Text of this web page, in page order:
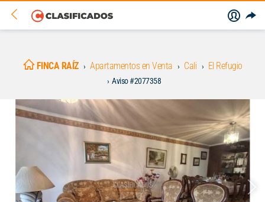
FINCA RAÍZ Apartamentos en Venta Cali El Refugio
Aviso #2077358